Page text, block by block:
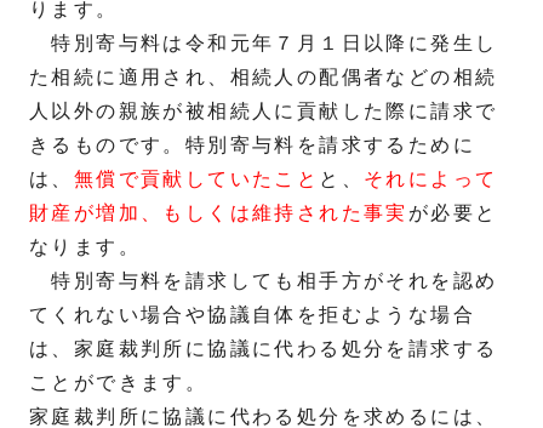
ります。
特別寄与料は令和元年７月１日以降に発生し
た相続に適用され、相続人の配偶者などの相続
人以外の親族が被相続人に貢献した際に請求で
きるものです。特別寄与料を請求するために
は、 無償で貢献していたこと と、 それによって
財産が増加、もしくは維持された事実 が必要と
なります。
特別寄与料を請求しても相手方がそれを認め
てくれない場合や協議自体を拒むような場合
は、家庭裁判所に協議に代わる処分を請求する
ことができます。
家庭裁判所に協議に代わる処分を求めるには、